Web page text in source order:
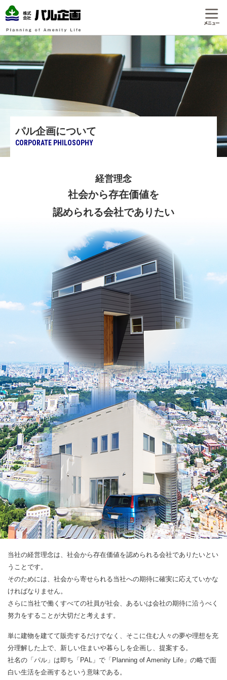
パル企画について
CORPORATE PHILOSOPHY
経営理念
社会から存在価値を
認められる会社でありたい
当社の経営理念は、社会から存在価値を認められる会社でありたいとい
うことです。
そのためには、社会から寄せられる当社への期待に確実に応えていかな
ければなりません。
さらに当社で働くすべての社員が社会、あるいは会社の期待に沿うべく
努力をすることが大切だと考えます。
単に建物を建てて販売するだけでなく、そこに住む人々の夢や理想を充
分理解した上で、新しい住まいや暮らしを企画し、提案する。
社名の「パル」は即ち「PAL」で「Planning of Amenity Life」の略で面
白い生活を企画するという意味である。